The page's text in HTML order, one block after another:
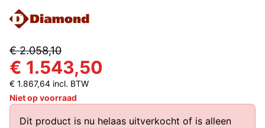
€ 2.058,10
€ 1.543,50
€ 1.867,64 incl. BTW
Niet op voorraad
Dit product is nu helaas uitverkocht of is alleen